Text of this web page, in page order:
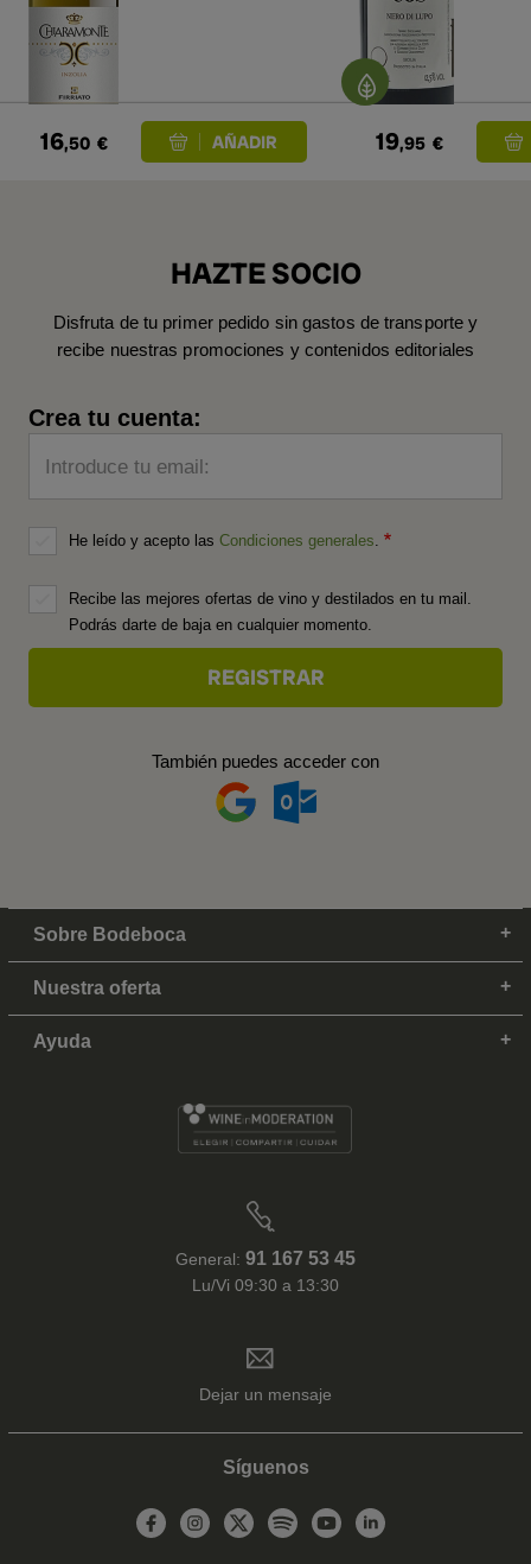
16,50 € 19,95 €
HAZTE SOCIO
Disfruta de tu primer pedido sin gastos de transporte y
recibe nuestras promociones y contenidos editoriales
Crea tu cuenta:
Introduce tu email:
He leído y acepto las Condiciones generales
Recibe las mejores ofertas de vino y destilados en tu mail.
Podrás darte de baja en cualquier momento.
También puedes acceder con
Sobre Bodeboca
Nuestra oferta
Ayuda
General: 91 167 53 45
Lu/Vi 09:30 a 13:30
Dejar un mensaje
Síguenos